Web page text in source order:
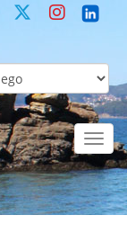
Toggle
>Saúde e Educación